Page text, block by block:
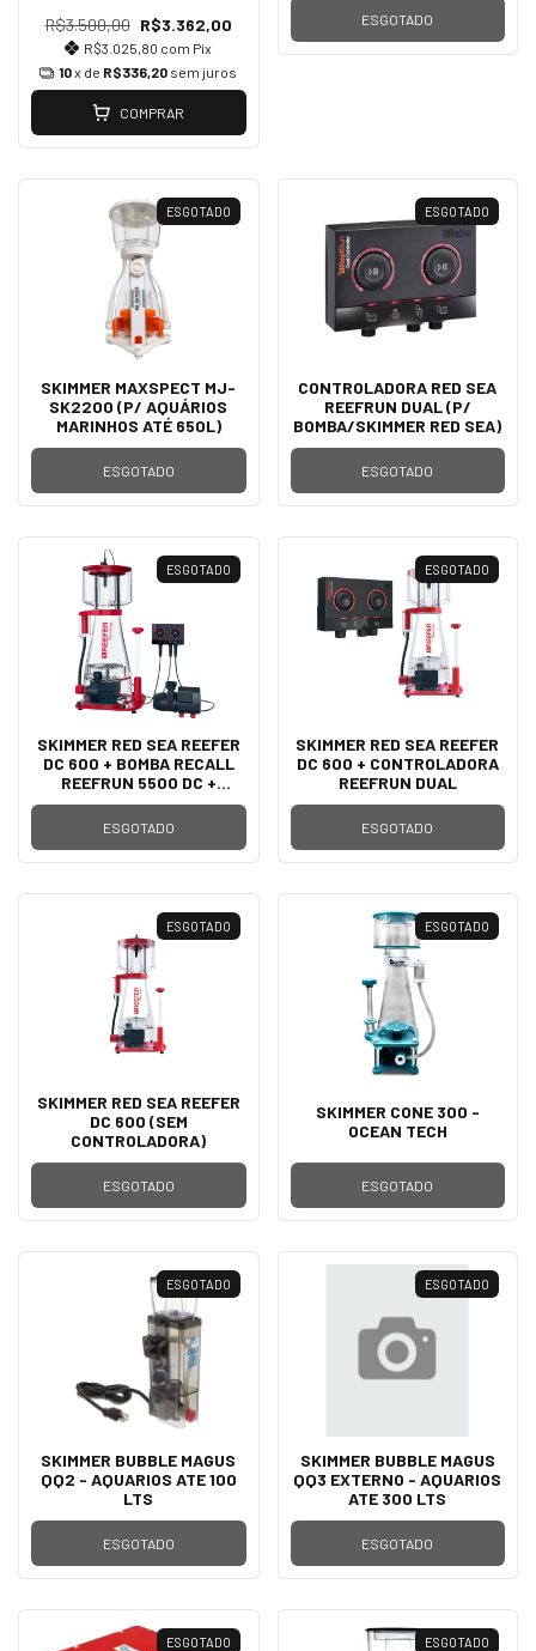
R$3.500,00 R$3.362,00
R$3.025,80 com Pix
10x de R$336,20 sem juros
COMPRAR
ESGOTADO
ESGOTADO
SKIMMER MAXSPECT MJ-
SK2200 (P/ AQUÁRIOS
MARINHOS ATÉ 650L)
ESGOTADO
ESGOTADO
CONTROLADORA RED SEA
REEFRUN DUAL (P/
BOMBA/SKIMMER RED SEA)
ESGOTADO
ESGOTADO
SKIMMER RED SEA REEFER
DC 600 + BOMBA RECALL
REEFRUN 5500 DC +
CONTROLADORA REEFRUN
DUAL
ESGOTADO
ESGOTADO
SKIMMER RED SEA REEFER
DC 600 + CONTROLADORA
REEFRUN DUAL
ESGOTADO
ESGOTADO
SKIMMER RED SEA REEFER
DC 600 (SEM
CONTROLADORA)
ESGOTADO
ESGOTADO
SKIMMER CONE 300 -
OCEAN TECH
ESGOTADO
ESGOTADO
SKIMMER BUBBLE MAGUS
QQ2 - AQUARIOS ATE 100
LTS
ESGOTADO
ESGOTADO
SKIMMER BUBBLE MAGUS
QQ3 EXTERNO - AQUARIOS
ATE 300 LTS
ESGOTADO
ESGOTADO ESGOTADO